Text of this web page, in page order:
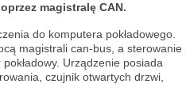
magistralę CAN.
do komputera pokładowego.
magistrali can-bus, a sterowanie
Urządzenie posiada
czujnik otwartych drzwi,